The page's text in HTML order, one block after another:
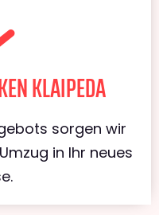
KLAIPEDA
sorgen wir
in Ihr neues